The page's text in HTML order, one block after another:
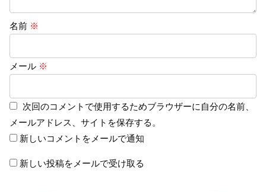
名前 ※
メール ※
次回のコメントで使用するためブラウザーに自分の名前、
メールアドレス、サイトを保存する。
新しいコメントをメールで通知
新しい投稿をメールで受け取る